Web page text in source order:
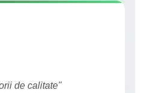
de calitate"